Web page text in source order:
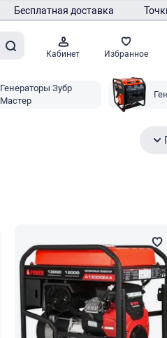
Бесплатная доставка
Кабинет Избранное
Генераторы Зубр
Мастер